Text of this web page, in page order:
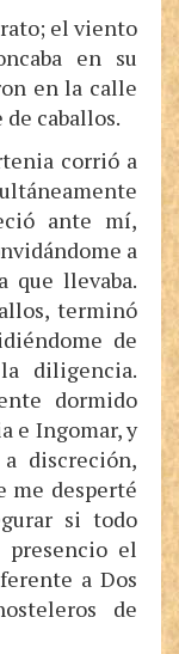
el viento
en su
en la calle
caballos.
corrió a
ante mí,
a
que llevaba.
terminó
de
diligencia.
dormido
e Ingomar, y
discreción,
me desperté
si todo
presencio el
a Dos
de